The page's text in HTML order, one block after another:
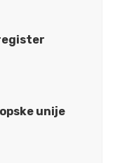
unije